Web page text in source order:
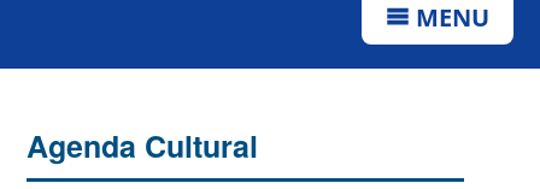
MENU
Agenda Cultural
5:00